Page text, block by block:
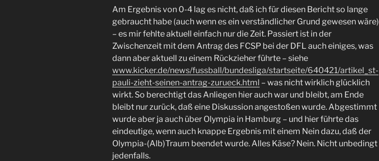
Am Ergebnis von 0-4 lag es nicht, daß ich für diesen Bericht so lange
gebraucht habe (auch wenn es ein verständlicher Grund gewesen wäre)
– es mir fehlte aktuell einfach nur die Zeit. Passiert ist in der
Zwischenzeit mit dem Antrag des FCSP bei der DFL auch einiges, was
dann aber aktuell zu einem Rückzieher führte – siehe
www.kicker.de/news/fussball/bundesliga/startseite/640421/artikel_st-
pauli-zieht-seinen-antrag-zurueck.html – was nicht wirklich glücklich
wirkt. So berechtigt das Anliegen hier auch war und bleibt, am Ende
bleibt nur zurück, daß eine Diskussion angestoßen wurde. Abgestimmt
wurde aber ja auch über Olympia in Hamburg – und hier führte das
eindeutige, wenn auch knappe Ergebnis mit einem Nein dazu, daß der
Olympia-(Alb)Traum beendet wurde. Alles Käse? Nein. Nicht unbedingt
jedenfalls.